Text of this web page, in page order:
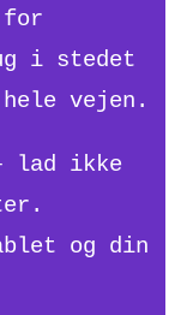
for
i stedet
vejen.
lad ikke
og din